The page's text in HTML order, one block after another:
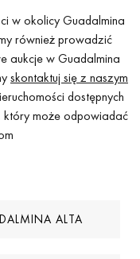
w okolicy Guadalmina
również prowadzić
aukcje w Guadalmina
skontaktuj się z naszym
dostępnych
który może odpowiadać
ALTA